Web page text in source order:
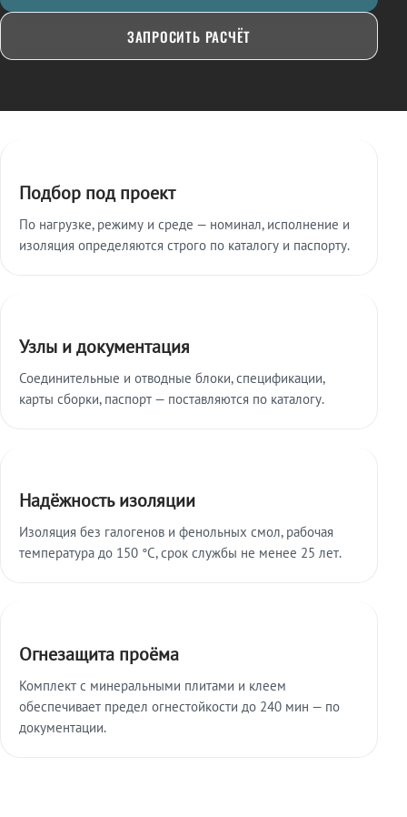
ЗАПРОСИТЬ РАСЧЁТ
Подбор под проект
По нагрузке, режиму и среде — номинал, исполнение и
изоляция определяются строго по каталогу и паспорту.
Узлы и документация
Соединительные и отводные блоки, спецификации,
карты сборки, паспорт — поставляются по каталогу.
Надёжность изоляции
Изоляция без галогенов и фенольных смол, рабочая
температура до 150 °C, срок службы не менее 25 лет.
Огнезащита проёма
Комплект с минеральными плитами и клеем
обеспечивает предел огнестойкости до 240 мин — по
документации.